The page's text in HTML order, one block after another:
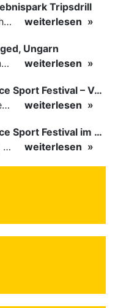
Tripsdrill
Gemeinsam einen unvergesslichen Tag erleben
weiterlesen
Ungarn
Auch international wurde getanzt in Ungarn am vergangenen Wochenende
weiterlesen
Dance Sport Festival – Volles Haus
Am letzten Tag können sich die Besucher des Dance Sport Festivals erneut auf internationale Festivalatmosphäre freuen. Die knapp 1200 Aktiven vertreten mit Deutschland 43 Nationen. Mit Paaren aus 15…
weiterlesen
Dance Sport Festival im WM-Fieber
Nachdem schon am ersten Tag zumindest im Hansesaal WM-Stimmung vom Feinsten herrschte, werden am Samstag nicht nur Tänzerinnen und Tänzer der Junioren die Stimmung ordentlich anheizen. Es erwartet alle -…
weiterlesen